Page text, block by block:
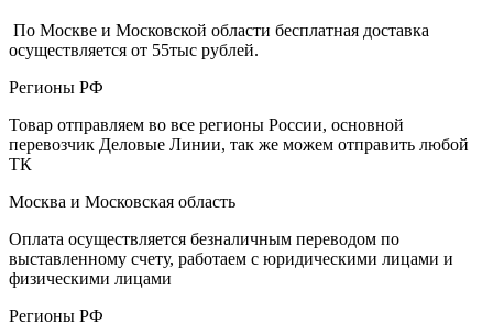
По Москве и Московской области бесплатная доставка
осуществляется от 55тыс рублей.
Регионы РФ
Товар отправляем во все регионы России, основной
перевозчик Деловые Линии, так же можем отправить любой
ТК
Москва и Московская область
Оплата осуществляется безналичным переводом по
выставленному счету, работаем с юридическими лицами и
физическими лицами
Регионы РФ